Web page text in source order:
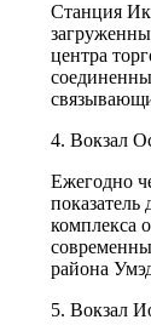
Станция
центра
4. Вокзал
Ежегодно
комплекса
района
5. Вокзал